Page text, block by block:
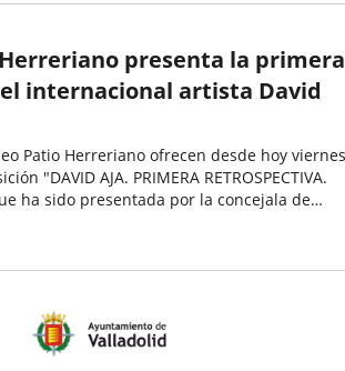
presenta la primera
internacional artista David
Patio Herreriano ofrecen desde hoy
"DAVID AJA. PRIMERA RETROSPECTIVA.
ha sido presentada por la concejala de